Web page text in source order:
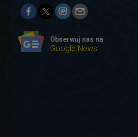
Obserwuj nas na
Google News